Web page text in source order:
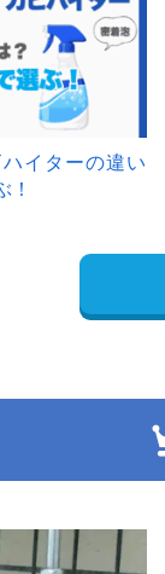
イターの違い
！